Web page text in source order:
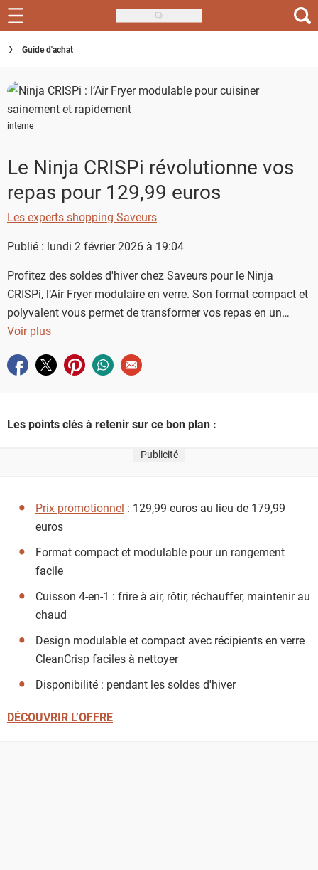
Skip
to
main
Recettes
Inspirations
Conseils
Actus
Téléchargez l'app Saveurs Recettes
Guide d'achat
interne
Le Ninja CRISPi révolutionne vos
repas pour 129,99 euros
Les experts shopping Saveurs
Publié : lundi 2 février 2026 à 19:04
Profitez des soldes d'hiver chez Saveurs pour le Ninja
CRISPi, l’Air Fryer modulaire en verre. Son format compact et
polyvalent vous permet de transformer vos repas en un
instant, idéal pour cuisiner sainement à la maison ou en
Voir plus
Partager sur facebook
Partager sur twitter
Partager sur pinterest
Partager sur whatsapp
Envoyer à un ami
Les points clés à retenir sur ce bon plan :
Publicité
Prix promotionnel : 129,99 euros au lieu de 179,99
euros
Format compact et modulable pour un rangement
facile
Cuisson 4-en-1 : frire à air, rôtir, réchauffer, maintenir au
chaud
Design modulable et compact avec récipients en verre
CleanCrisp faciles à nettoyer
Disponibilité : pendant les soldes d'hiver
DÉCOUVRIR L’OFFRE